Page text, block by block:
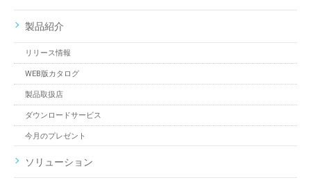
製品紹介
リリース情報
WEB版カタログ
製品取扱店
ダウンロードサービス
今月のプレゼント
ソリューション